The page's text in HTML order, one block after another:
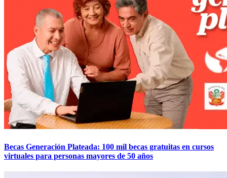
Becas Generación Plateada: 100 mil becas gratuitas en cursos
virtuales para personas mayores de 50 años